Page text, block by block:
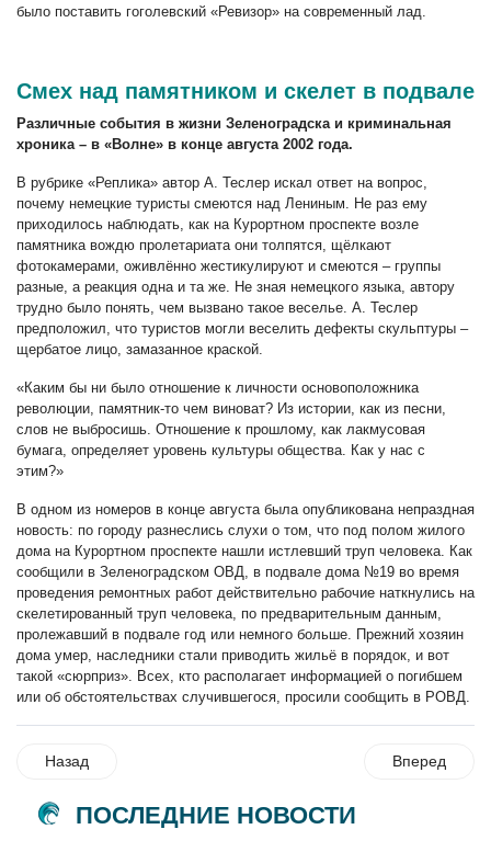
было поставить гоголевский «Ревизор» на современный лад.
Смех над памятником и скелет в подвале
Различные события в жизни Зеленоградска и криминальная
хроника – в «Волне» в конце августа 2002 года.
В рубрике «Реплика» автор А. Теслер искал ответ на вопрос,
почему немецкие туристы смеются над Лениным. Не раз ему
приходилось наблюдать, как на Курортном проспекте возле
памятника вождю пролетариата они толпятся, щёлкают
фотокамерами, оживлённо жестикулируют и смеются – группы
разные, а реакция одна и та же. Не зная немецкого языка, автору
трудно было понять, чем вызвано такое веселье. А. Теслер
предположил, что туристов могли веселить дефекты скульптуры –
щербатое лицо, замазанное краской.
«Каким бы ни было отношение к личности основоположника
революции, памятник-то чем виноват? Из истории, как из песни,
слов не выбросишь. Отношение к прошлому, как лакмусовая
бумага, определяет уровень культуры общества. Как у нас с
этим?»
В одном из номеров в конце августа была опубликована непраздная
новость: по городу разнеслись слухи о том, что под полом жилого
дома на Курортном проспекте нашли истлевший труп человека. Как
сообщили в Зеленоградском ОВД, в подвале дома №19 во время
проведения ремонтных работ действительно рабочие наткнулись на
скелетированный труп человека, по предварительным данным,
пролежавший в подвале год или немного больше. Прежний хозяин
дома умер, наследники стали приводить жильё в порядок, и вот
такой «сюрприз». Всех, кто располагает информацией о погибшем
или об обстоятельствах случившегося, просили сообщить в РОВД.
Назад Вперед
ПОСЛЕДНИЕ НОВОСТИ